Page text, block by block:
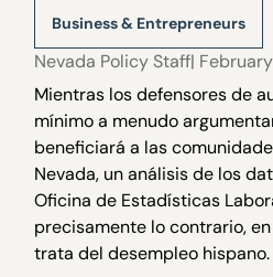
Business & Entrepreneurs
Nevada Policy Staff|
Mientras los defensores de
mínimo a menudo
beneficiará a las
Nevada, un análisis de los
Oficina de Estadísticas
precisamente lo contrario,
trata del desempleo hispano.